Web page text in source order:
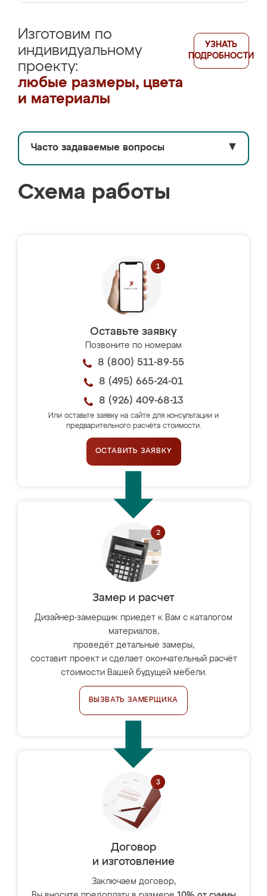
Изготовим по
индивидуальному
проекту:
любые размеры, цвета
и материалы
УЗНАТЬ
ПОДРОБНОСТИ
Часто задаваемые вопросы ▼
Схема работы
Оставьте заявку
Позвоните по номерам
8 (800) 511-89-55
8 (495) 665-24-01
8 (926) 409-68-13
Или оставьте заявку на сайте для консультации и
предварительного расчёта стоимости.
ОСТАВИТЬ ЗАЯВКУ
Замер и расчет
Дизайнер-замерщик приедет к Вам с каталогом
материалов,
проведёт детальные замеры,
составит проект и сделает окончательный расчёт
стоимости Вашей будущей мебели.
ВЫЗВАТЬ ЗАМЕРЩИКА
Договор
и изготовление
Заключаем договор,